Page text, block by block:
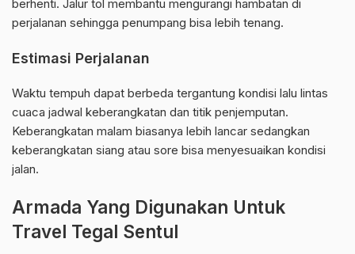
berhenti. Jalur tol membantu mengurangi hambatan di
perjalanan sehingga penumpang bisa lebih tenang.
Estimasi Perjalanan
Waktu tempuh dapat berbeda tergantung kondisi lalu lintas
cuaca jadwal keberangkatan dan titik penjemputan.
Keberangkatan malam biasanya lebih lancar sedangkan
keberangkatan siang atau sore bisa menyesuaikan kondisi
jalan.
Armada Yang Digunakan Untuk
Travel Tegal Sentul